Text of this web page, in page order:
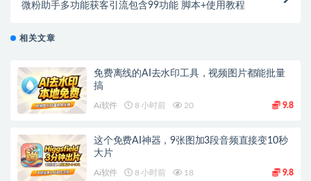
微粉助手多功能获客引流包含99功能 脚本+使用教程
相关文章
免费离线的AI去水印工具，视频图片都能批量
搞
Ai软件 8 小时前 20 9.8
这个免费AI神器，9张图加3段音频直接变10秒
大片
Ai软件 8 小时前 18 9.8